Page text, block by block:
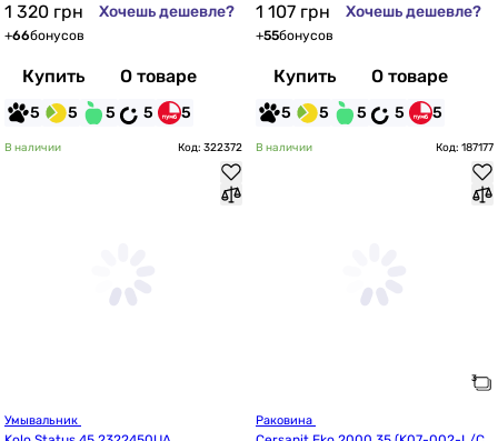
1 320 грн Хочешь дешевле?
+66бонусов
Купить О товаре
5 5 5 5 5
1 107 грн Хочешь дешевле?
+55бонусов
Купить О товаре
5 5 5 5 5
В наличии Код: 322372 В наличии Код: 187177